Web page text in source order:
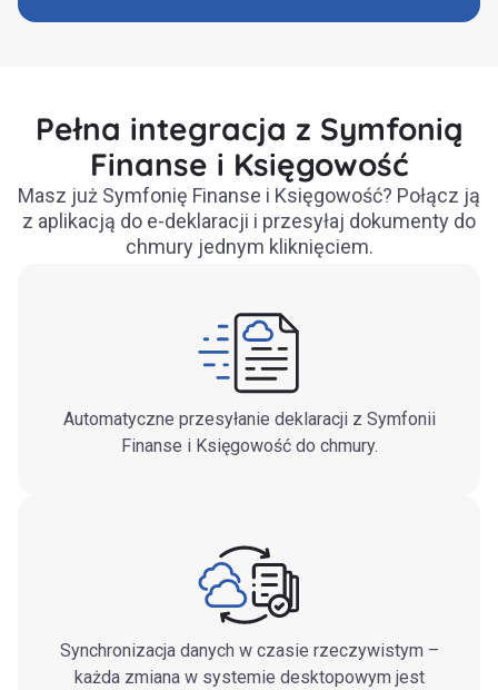
Pełna integracja z Symfonią
Finanse i Księgowość
Masz już Symfonię Finanse i Księgowość? Połącz ją
z aplikacją do e-deklaracji i przesyłaj dokumenty do
chmury jednym kliknięciem.
Automatyczne przesyłanie deklaracji z Symfonii
Finanse i Księgowość do chmury.
Synchronizacja danych w czasie rzeczywistym –
każda zmiana w systemie desktopowym jest